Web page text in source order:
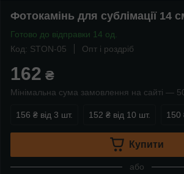
Фотокамінь для сублімації 14
Готово до відправки 14 од.
Код: STON-05
Опт і роздріб
162 ₴
Мінімальна сума замовлення на сайті —
156 ₴ від 3 шт. 152 ₴ від 10 шт. 150
Купити
або